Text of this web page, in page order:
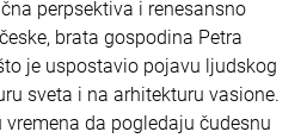
perpsektiva i renesansno
brata gospodina Petra
je uspostavio pojavu ljudskog
sveta i na arhitekturu vasione.
da pogledaju čudesnu